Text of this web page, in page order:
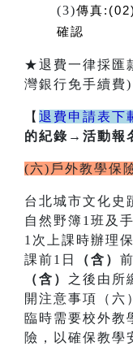
(3)傳真
確認
★退費一律採匯
灣銀行免手續費
【 退費申請表下
的紀錄→活動報
(六)戶外教學保
台北城市文化史
自然野簿1班及
1次上課時辦理
課前1日
（含）
（含） 之後由所
開注意事項（六
臨時需要校外教
險，以確保教學